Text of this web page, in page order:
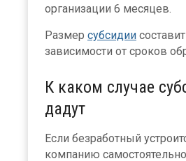
организации 6 месяцев.
Размер субсидии
зависимости от сроков
К каком случае
дадут
Если безработный
компанию